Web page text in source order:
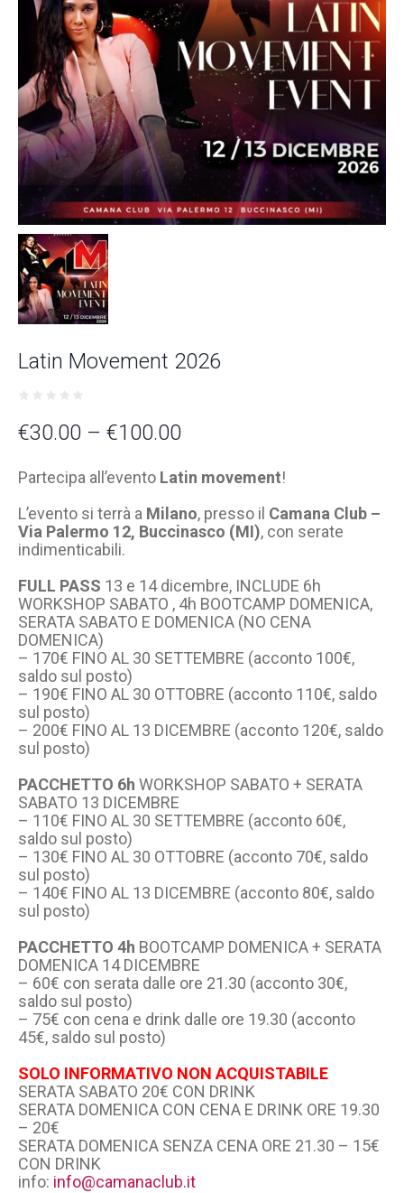
Latin Movement 2026
€30.00 – €100.00
Partecipa all’evento Latin movement!
L’evento si terrà a Milano, presso il Camana Club –
Via Palermo 12, Buccinasco (MI), con serate
indimenticabili.
FULL PASS 13 e 14 dicembre, INCLUDE 6h
WORKSHOP SABATO , 4h BOOTCAMP DOMENICA,
SERATA SABATO E DOMENICA (NO CENA
DOMENICA)
– 170€ FINO AL 30 SETTEMBRE (acconto 100€,
saldo sul posto)
– 190€ FINO AL 30 OTTOBRE (acconto 110€, saldo
sul posto)
– 200€ FINO AL 13 DICEMBRE (acconto 120€, saldo
sul posto)
PACCHETTO 6h WORKSHOP SABATO + SERATA
SABATO 13 DICEMBRE
– 110€ FINO AL 30 SETTEMBRE (acconto 60€,
saldo sul posto)
– 130€ FINO AL 30 OTTOBRE (acconto 70€, saldo
sul posto)
– 140€ FINO AL 13 DICEMBRE (acconto 80€, saldo
sul posto)
PACCHETTO 4h BOOTCAMP DOMENICA + SERATA
DOMENICA 14 DICEMBRE
– 60€ con serata dalle ore 21.30 (acconto 30€,
saldo sul posto)
– 75€ con cena e drink dalle ore 19.30 (acconto
45€, saldo sul posto)
SOLO INFORMATIVO NON ACQUISTABILE
SERATA SABATO 20€ CON DRINK
SERATA DOMENICA CON CENA E DRINK ORE 19.30
– 20€
SERATA DOMENICA SENZA CENA ORE 21.30 – 15€
CON DRINK
info: info@camanaclub.it